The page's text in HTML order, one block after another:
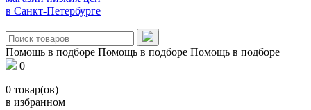
в Санкт-Петербурге
Помощь в подборе Помощь в подборе Помощь в подборе
0
0 товар(ов)
в избранном